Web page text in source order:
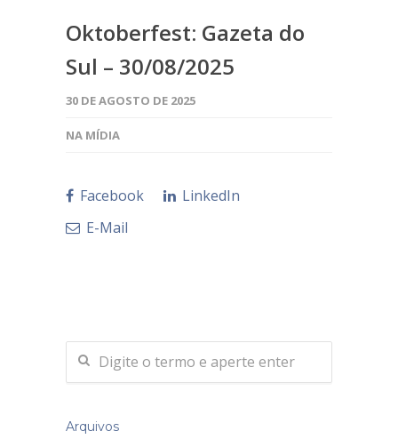
Oktoberfest: Gazeta do
Sul – 30/08/2025
30 DE AGOSTO DE 2025
NA MÍDIA
Facebook
LinkedIn
E-Mail
Arquivos